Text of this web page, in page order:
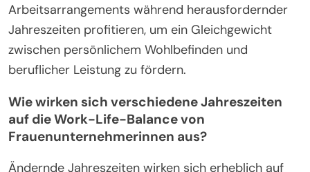
aufgrund kürzerer Tage führen, während der
Frühling die Energielevels und die Kreativität
steigern kann. Forschungsergebnisse zeigen, dass
die Produktivität mit saisonalen Veränderungen um
Notwendigkeit für adaptive Geschäftsstrategien
unterstreicht. Frauen können von flexiblen